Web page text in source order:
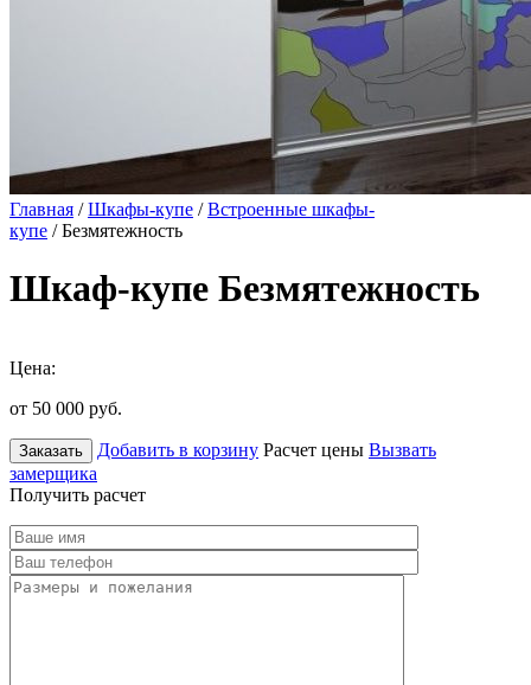
Главная /Шкафы-купе /Встроенные шкафы-
купе / Безмятежность
Шкаф-купе Безмятежность
Цена:
от 50 000 руб.
Заказать Добавить в корзину Расчет цены Вызвать
замерщика
Получить расчет